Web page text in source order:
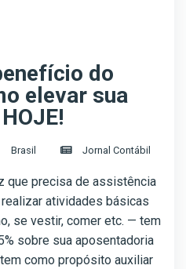
do
elevar sua
Brasil Jornal Contábil
que precisa de assistência
atividades básicas
se vestir, comer etc. — tem
sobre sua aposentadoria
como propósito auxiliar